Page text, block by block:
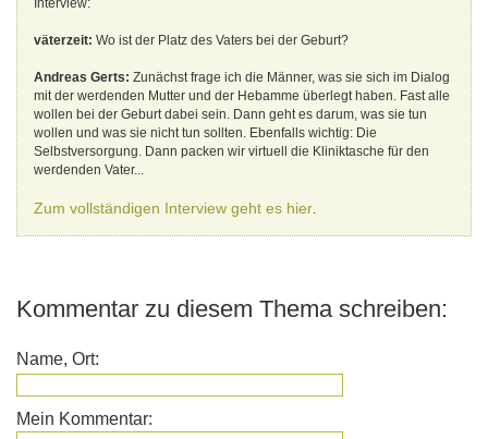
Interview:
väterzeit: Wo ist der Platz des Vaters bei der Geburt?
Andreas Gerts: Zunächst frage ich die Männer, was sie sich im Dialog
mit der werdenden Mutter und der Hebamme überlegt haben. Fast alle
wollen bei der Geburt dabei sein. Dann geht es darum, was sie tun
wollen und was sie nicht tun sollten. Ebenfalls wichtig: Die
Selbstversorgung. Dann packen wir virtuell die Kliniktasche für den
werdenden Vater...
Zum vollständigen Interview geht es hier.
Kommentar zu diesem Thema schreiben:
Name, Ort:
Mein Kommentar: